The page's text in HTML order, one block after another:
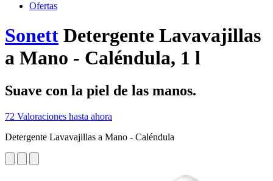
Ofertas
Sonett Detergente Lavavajillas
a Mano - Caléndula, 1 l
Suave con la piel de las manos.
72 Valoraciones hasta ahora
Detergente Lavavajillas a Mano - Caléndula